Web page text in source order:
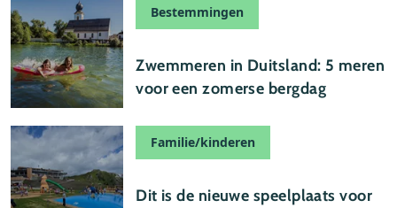
Bestemmingen
Zwemmeren in Duitsland: 5 meren
voor een zomerse bergdag
Familie/kinderen
Dit is de nieuwe speelplaats voor